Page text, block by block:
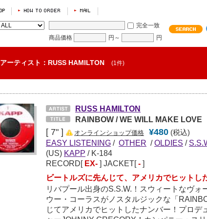
完全一致
商品価格
円～ 円
アーティスト：RUSS HAMILTON (1件)
RUSS HAMILTON
RAINBOW / WE WILL MAKE LOVE
[ 7" ] オンラインショップ価格 ¥480 (税込)
EASY LISTENING / OTHER / OLDIES /
(US) KAPP / K-184
RECORD[ EX- ] JACKET[- ]
ビートルズに先んじて、アメリカでヒットし
リバプール出身のS.S.W.！スウィートなヴォ
ウー・コーラスがノスタルジックな「
じてアメリカでヒットしたナンバー！プロデ